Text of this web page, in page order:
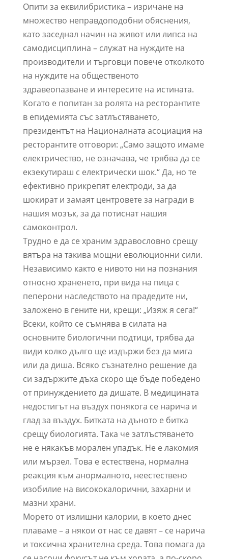
Опити за еквилибристика – изричане на
множество неправдоподобни обяснения,
като заседнал начин на живот или липса на
самодисциплина – служат на нуждите на
производители и търговци повече отколкото
на нуждите на общественото
здравеопазване и интересите на истината.
Когато е попитан за ролята на ресторантите
в епидемията със затлъстяването,
президентът на Националната асоциация на
ресторантите отговори: „Само защото имаме
електричество, не означава, че трябва да се
екзекутираш с електрически шок.“ Да, но те
ефективно прикрепят електроди, за да
шокират и замаят центровете за награди в
нашия мозък, за да потиснат нашия
самоконтрол.
Трудно е да се храним здравословно срещу
вятъра на такива мощни еволюционни сили.
Независимо както е нивото ни на познания
относно храненето, при вида на пица с
пеперони наследството на прадедите ни,
заложено в гените ни, крещи: „Изяж я сега!“
Всеки, който се съмнява в силата на
основните биологични подтици, трябва да
види колко дълго ще издържи без да мига
или да диша. Всяко съзнателно решение да
си задържите дъха скоро ще бъде победено
от принуждението да дишате. В медицината
недостигът на въздух понякога се нарича и
глад за въздух. Битката на дъното е битка
срещу биологията. Така че затлъстяването
не е някакъв морален упадък. Не е лакомия
или мързел. Това е естествена, нормална
реакция към анормалното, неестествено
изобилие на висококалорични, захарни и
мазни храни.
Морето от излишни калории, в което днес
плаваме – а някои от нас се давят – се нарича
и токсична хранителна среда. Това помага да